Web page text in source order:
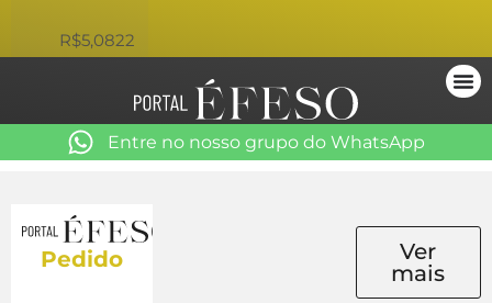
R$5,0822
Entre no nosso grupo do WhatsApp
Pedido
Ver
mais